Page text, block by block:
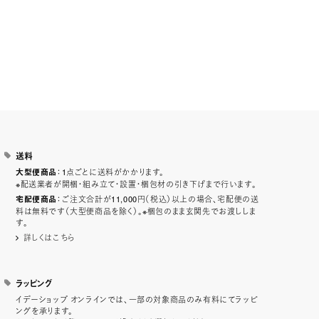
送料
大型便商品 ：1点ごとに送料がかかります。
※配送業者が開梱・組み立て・設置・梱包材の引き下げまで行います。
宅配便商品 ：ご注文合計が11,000円（税込）以上の場合、宅配便の送
料は無料です（大型便商品を除く）。※梱包のまま玄関先でお渡ししま
す。
詳しくはこちら
ラッピング
イデーショップ オンラインでは、一部の対象商品のみ有料にてラッピ
ングを承ります。